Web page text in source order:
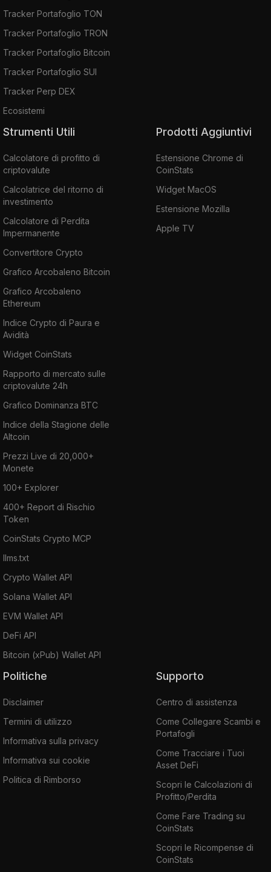
Tracker Portafoglio TON
Tracker Portafoglio TRON
Tracker Portafoglio Bitcoin
Tracker Portafoglio SUI
Tracker Perp DEX
Ecosistemi
Strumenti Utili
Calcolatore di profitto di
criptovalute
Calcolatrice del ritorno di
investimento
Calcolatore di Perdita
Impermanente
Convertitore Crypto
Grafico Arcobaleno Bitcoin
Grafico Arcobaleno
Ethereum
Indice Crypto di Paura e
Avidità
Widget CoinStats
Rapporto di mercato sulle
criptovalute 24h
Grafico Dominanza BTC
Indice della Stagione delle
Altcoin
Prezzi Live di 20,000+
Monete
100+ Explorer
400+ Report di Rischio
Token
CoinStats Crypto MCP
llms.txt
Crypto Wallet API
Solana Wallet API
EVM Wallet API
DeFi API
Bitcoin (xPub) Wallet API
Prodotti Aggiuntivi
Estensione Chrome di
CoinStats
Widget MacOS
Estensione Mozilla
Apple TV
Politiche
Disclaimer
Termini di utilizzo
Informativa sulla privacy
Informativa sui cookie
Politica di Rimborso
Supporto
Centro di assistenza
Come Collegare Scambi e
Portafogli
Come Tracciare i Tuoi
Asset DeFi
Scopri le Calcolazioni di
Profitto/Perdita
Come Fare Trading su
CoinStats
Scopri le Ricompense di
CoinStats